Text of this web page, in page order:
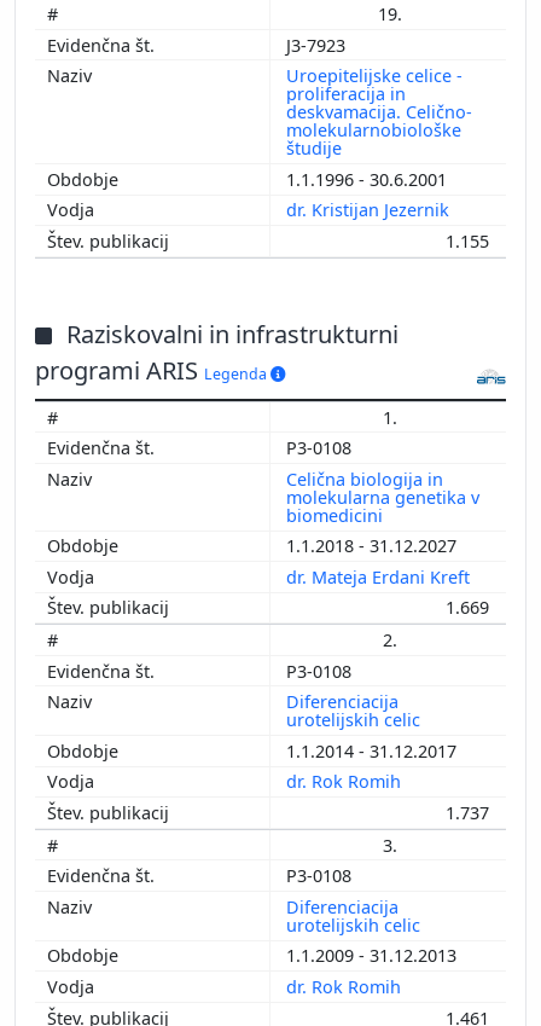
19.
J3-7923
Uroepitelijske celice -
proliferacija in
deskvamacija. Celično-
molekularnobiološke
študije
1.1.1996 - 30.6.2001
dr. Kristijan Jezernik
1.155
Raziskovalni in infrastrukturni
programi ARIS Legenda
1.
P3-0108
Celična biologija in
molekularna genetika v
biomedicini
1.1.2018 - 31.12.2027
dr. Mateja Erdani Kreft
1.669
2.
P3-0108
Diferenciacija
urotelijskih celic
1.1.2014 - 31.12.2017
dr. Rok Romih
1.737
3.
P3-0108
Diferenciacija
urotelijskih celic
1.1.2009 - 31.12.2013
dr. Rok Romih
1.461